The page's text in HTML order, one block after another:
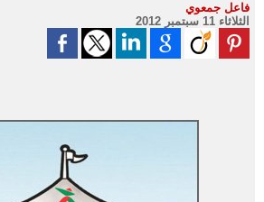
فاعل جمعوي
الثلاثاء 11 سبتمبر 2012